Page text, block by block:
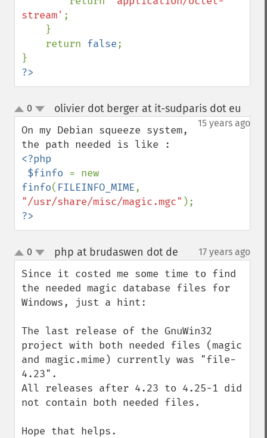
stream' ;
    return
false;
?>
up
down
0 olivier dot berger at it-sudparis dot eu
15 years ago
On my Debian squeeze system,
<?php
$finfo
finfo( FILEINFO_MIME
"/usr/share/misc/magic.mgc"
?>
up
down
0 php at brudaswen dot de 17 years ago
Since it costed me some time to find
the needed magic database files for
Windows, just a hint:
The last release of the GnuWin32
project with both needed files (magic
and magic.mime) currently was "file-
4.23".
All releases after 4.23 to 4.25-1 did
not contain both needed files.
Hope that helps.